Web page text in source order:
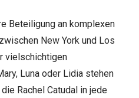
Beteiligung an komplexen
New York und Los
vielschichtigen
Luna oder Lidia stehen
Rachel Catudal in jede